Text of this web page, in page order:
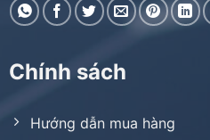
Chính sách
Hướng dẫn mua hàng